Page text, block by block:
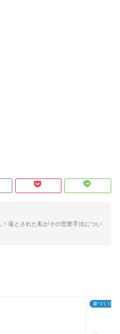
落とされた私がその営業手法につい
家づくり